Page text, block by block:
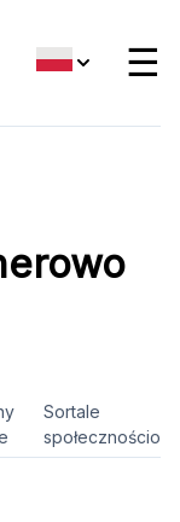
☰
Sortale